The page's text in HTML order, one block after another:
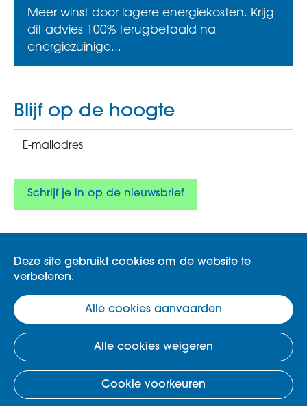
Meer winst door lagere energiekosten. Krijg
dit advies 100% terugbetaald na
energiezuinige...
Blijf op de hoogte
Gemeente Koksijde, Zeelaan 303, 8670
Koksijde.klimaat@koksijde.be Disclaimer.
Cookies
Deze site gebruikt cookies om de website te
verbeteren.
Cookie voorkeuren
Alle cookies weigeren
Alle cookies aanvaarden